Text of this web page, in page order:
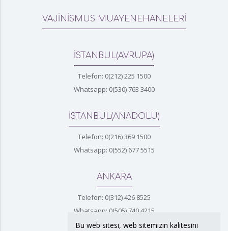
VAJİNİSMUS MUAYENEHANELERİ
İSTANBUL(AVRUPA)
Telefon: 0(212) 225 1500
Whatsapp: 0(530) 763 3400
İSTANBUL(ANADOLU)
Telefon: 0(216) 369 1500
Whatsapp: 0(552) 677 5515
ANKARA
Telefon: 0(312) 426 8525
Whatsapp: 0(505) 740 4215
Bu web sitesi, web sitemizin kalitesini